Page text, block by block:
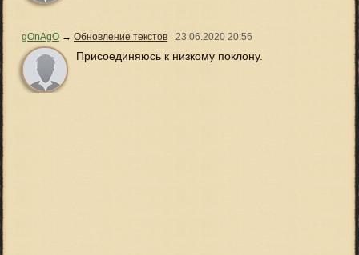
gOnAgO → Обновление текстов 23.06.2020 20:56
Присоединяюсь к низкому поклону.